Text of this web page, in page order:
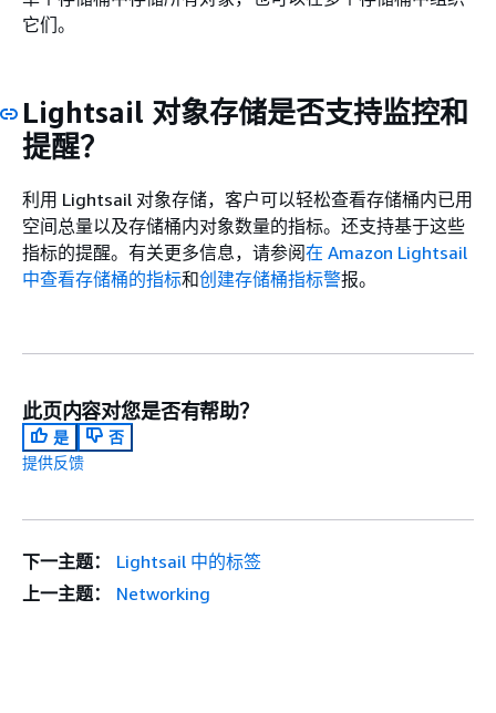
它们。
Lightsail 对象存储是否支持监控和
提醒？
利用 Lightsail 对象存储，客户可以轻松查看存储桶内已用
空间总量以及存储桶内对象数量的指标。还支持基于这些
指标的提醒。有关更多信息，请参阅在 Amazon Lightsail
中查看存储桶的指标和创建存储桶指标警报。
此页内容对您是否有帮助？
是
否
提供反馈
下一主题：
Lightsail 中的标签
上一主题：
Networking